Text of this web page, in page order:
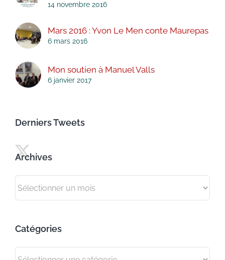
14 novembre 2016
Mars 2016 : Yvon Le Men conte Maurepas
6 mars 2016
Mon soutien à Manuel Valls
6 janvier 2017
Derniers Tweets
Archives
Catégories